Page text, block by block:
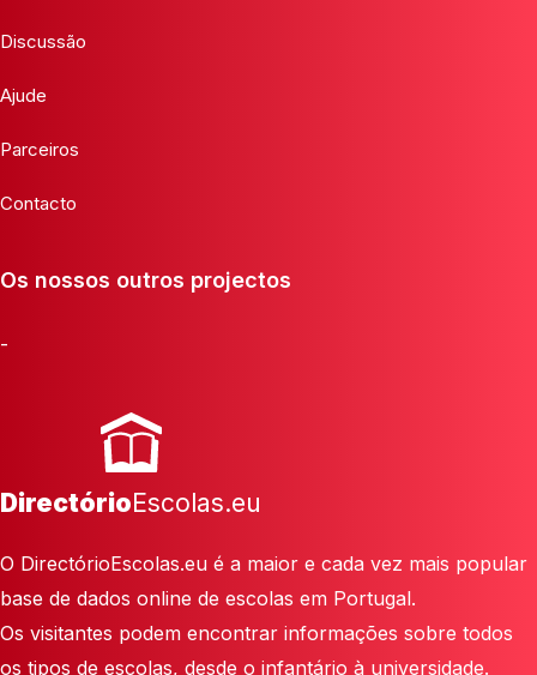
Discussão
Ajude
Parceiros
Contacto
Os nossos outros projectos
-
DirectórioEscolas.eu
O DirectórioEscolas.eu é a maior e cada vez mais popular
base de dados online de escolas em Portugal.
Os visitantes podem encontrar informações sobre todos
os tipos de escolas, desde o infantário à universidade.